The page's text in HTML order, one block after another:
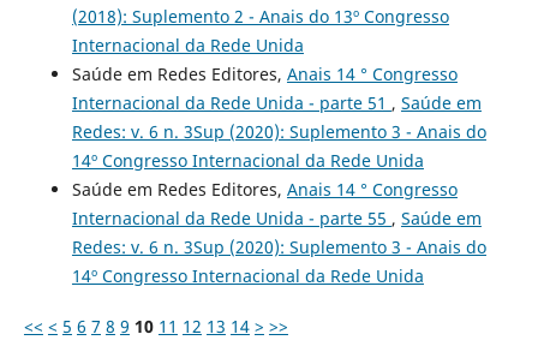
(2018): Suplemento 2 - Anais do 13º Congresso
Internacional da Rede Unida
Saúde em Redes Editores, Anais 14 ° Congresso
Internacional da Rede Unida - parte 51 , Saúde em
Redes: v. 6 n. 3Sup (2020): Suplemento 3 - Anais do
14º Congresso Internacional da Rede Unida
Saúde em Redes Editores, Anais 14 ° Congresso
Internacional da Rede Unida - parte 55 , Saúde em
Redes: v. 6 n. 3Sup (2020): Suplemento 3 - Anais do
14º Congresso Internacional da Rede Unida
<< < 5 6 7 8 9 10 11 12 13 14 > >>